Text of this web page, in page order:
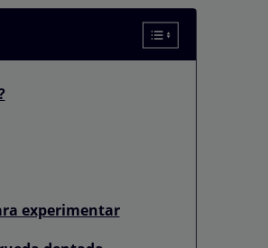
experimentar